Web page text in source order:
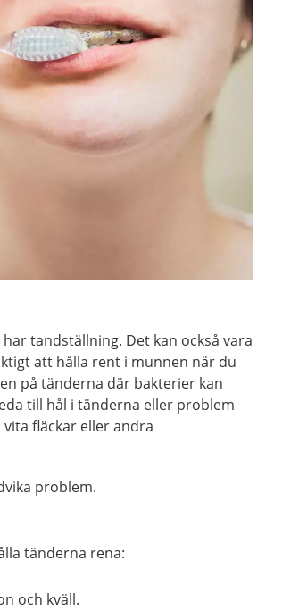
tandställning. Det kan också vara
att hålla rent i munnen när du
på tänderna där bakterier kan
till hål i tänderna eller problem
fläckar eller andra
problem.
tänderna rena:
och kväll.